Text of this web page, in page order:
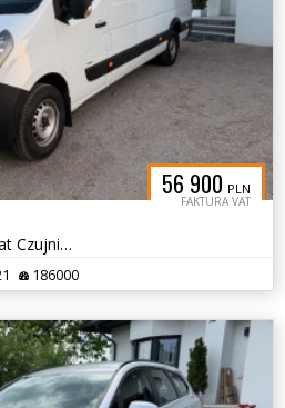
56 900 PLN
FAKTURA VAT
L4H3 Klima Navi Tempomat Czujniki Pierwszy właściciel
186000